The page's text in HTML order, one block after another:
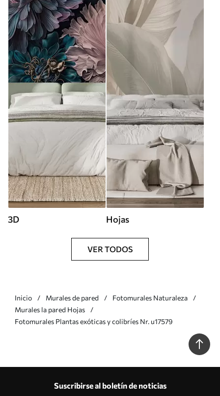
3D Hojas
VER TODOS
Inicio Murales de pared
Fotomurales Naturaleza
Murales la pared Hojas
Fotomurales Plantas exóticas y colibríes Nr. u17579
Suscribirse al boletín de noticias